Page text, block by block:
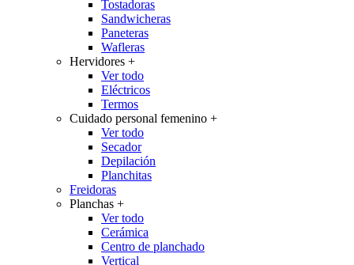
Tostadoras
Sandwicheras
Paneteras
Wafleras
Hervidores +
Ver todo
Eléctricos
Termos
Cuidado personal femenino +
Ver todo
Secador
Depilación
Planchitas
Freidoras
Planchas +
Ver todo
Cerámica
Centro de planchado
Vertical